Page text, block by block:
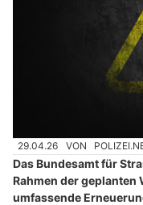
29.04.26 VON
Das Bundesamt für
Rahmen der geplanten
umfassende